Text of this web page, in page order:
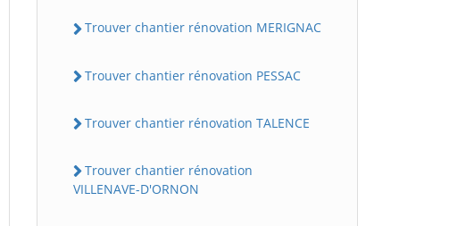
Trouver chantier rénovation MERIGNAC
Trouver chantier rénovation PESSAC
Trouver chantier rénovation TALENCE
Trouver chantier rénovation
VILLENAVE-D'ORNON